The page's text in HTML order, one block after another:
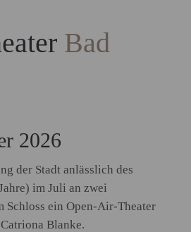
Bad
2026
der Stadt anlässlich des
im Juli an zwei
Schloss ein Open-Air-Theater
Blanke.